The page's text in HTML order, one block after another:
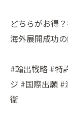
どちらがお得
海外展開成功
#輸出戦略 #特
ジ #国際出願
衛